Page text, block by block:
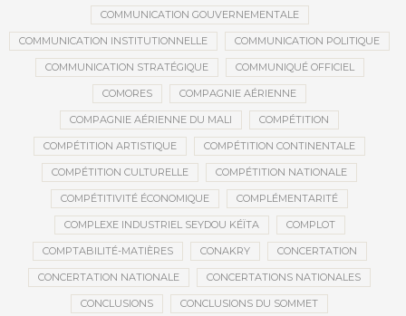
COMMUNICATION GOUVERNEMENTALE
COMMUNICATION INSTITUTIONNELLE COMMUNICATION POLITIQUE
COMMUNICATION STRATÉGIQUE COMMUNIQUÉ OFFICIEL
COMORES COMPAGNIE AÉRIENNE
COMPAGNIE AÉRIENNE DU MALI COMPÉTITION
COMPÉTITION ARTISTIQUE COMPÉTITION CONTINENTALE
COMPÉTITION CULTURELLE COMPÉTITION NATIONALE
COMPÉTITIVITÉ ÉCONOMIQUE COMPLÉMENTARITÉ
COMPLEXE INDUSTRIEL SEYDOU KÉÏTA COMPLOT
COMPTABILITÉ-MATIÈRES CONAKRY CONCERTATION
CONCERTATION NATIONALE CONCERTATIONS NATIONALES
CONCLUSIONS CONCLUSIONS DU SOMMET